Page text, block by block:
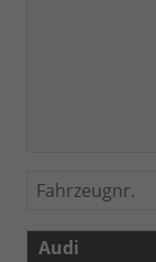
Fahrzeugnr.
Audi